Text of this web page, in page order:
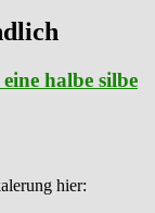
halbe silbe
hier: